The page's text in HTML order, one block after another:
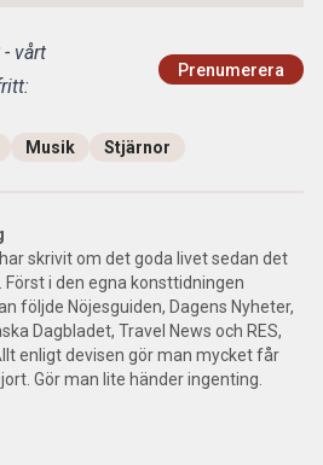
- vårt
Prenumerera
Musik Stjärnor
skrivit om det goda livet sedan det
i den egna konsttidningen
följde Nöjesguiden, Dagens Nyheter,
Dagbladet, Travel News och RES,
enligt devisen gör man mycket får
Gör man lite händer ingenting.